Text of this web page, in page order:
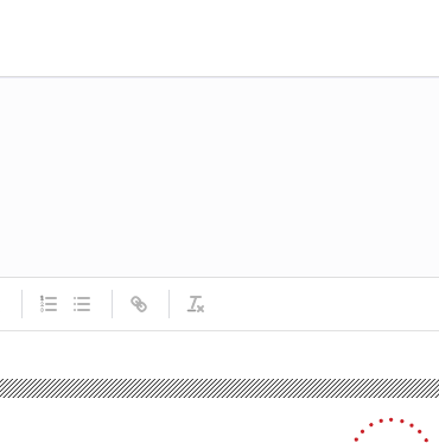
Havaların soğumasıyla karbonmonoksit zehirlenmeleri artıyor